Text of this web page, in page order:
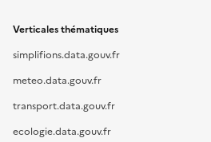
Verticales thématiques
simplifions.data.gouv.fr
meteo.data.gouv.fr
transport.data.gouv.fr
ecologie.data.gouv.fr